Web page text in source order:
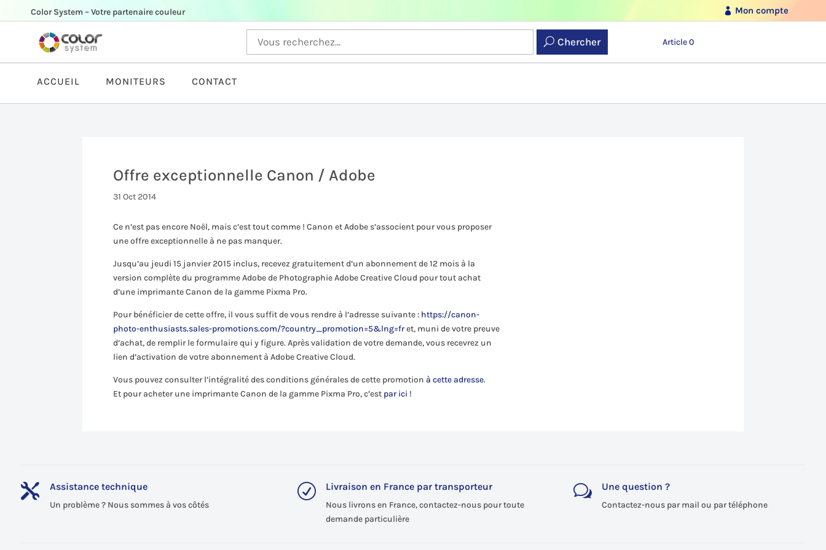
Color System – Votre partenaire couleur Mon compte
Chercher Article 0
ACCUEIL MONITEURS CONTACT
Offre exceptionnelle Canon / Adobe
31 Oct 2014
Ce n’est pas encore Noël, mais c’est tout comme ! Canon et Adobe s’associent pour vous proposer
une offre exceptionnelle à ne pas manquer.
Jusqu’au jeudi 15 janvier 2015 inclus, recevez gratuitement d’un abonnement de 12 mois à la
version complète du programme Adobe de Photographie Adobe Creative Cloud pour tout achat
d’une imprimante Canon de la gamme Pixma Pro.
Pour bénéficier de cette offre, il vous suffit de vous rendre à l’adresse suivante : https://canon-
photo-enthusiasts.sales-promotions.com/?country_promotion=5&lng=fret, muni de votre preuve
d’achat, de remplir le formulaire qui y figure. Après validation de votre demande, vous recevrez un
lien d’activation de votre abonnement à Adobe Creative Cloud.
Vous pouvez consulter l’intégralité des conditions générales de cette promotionà cette adresse.
Et pour acheter une imprimante Canon de la gamme Pixma Pro, c’est par ici !
 Assistance technique
Un problème ? Nous sommes à vos côtés
R Livraison en France par transporteur
Nous livrons en France, contactez-nous pour toute
demande particulière
w Une question ?
Contactez-nous par mail ou par téléphone